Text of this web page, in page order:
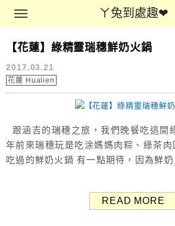
ㄚ兔到處趣❤ㄚ兔到處趣❤
Main Menu
花蓮美食
【花蓮】綠精靈瑞穗鮮奶火鍋
2017.03.21
花蓮 Hualien
跟涵吉的瑞穗之旅，我們晚餐吃這間
年前來瑞穗玩是吃涂媽媽肉粽、綠茶
吃過的鮮奶火鍋 有一點期待，因為鮮
特色 唯一的標示放在盆栽後方，也不
READ MORE